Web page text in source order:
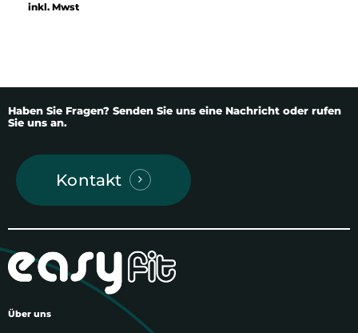
inkl. Mwst
Haben Sie Fragen? Senden Sie uns eine Nachricht oder rufen
Sie uns an.
Kontakt
Über uns